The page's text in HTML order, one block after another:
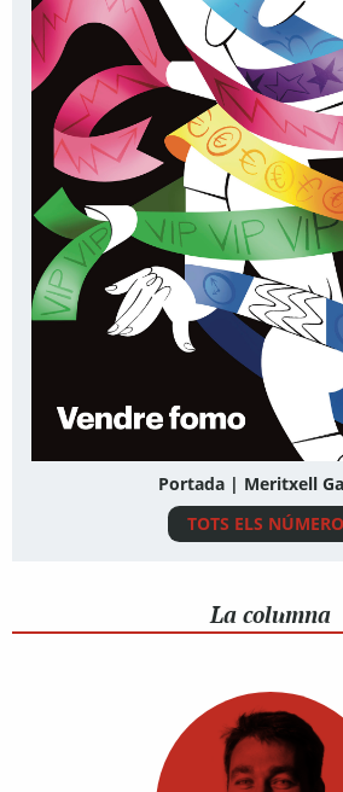
Portada | Meritxell
TOTS ELS
La columna